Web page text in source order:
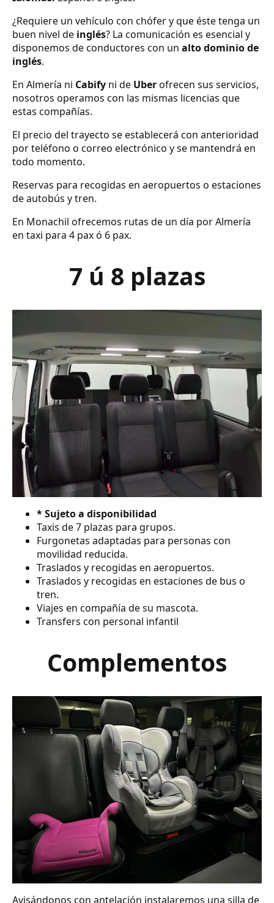
¿Requiere un vehículo con chófer y que éste tenga un
buen nivel de inglés? La comunicación es esencial y
disponemos de conductores con un alto dominio de
inglés.
En Almería ni Cabify ni de Uberofrecen sus servicios,
nosotros operamos con las mismas licencias que
estas compañías.
El precio del trayecto se establecerá con anterioridad
por teléfono o correo electrónico y se mantendrá en
todo momento.
Reservas para recogidas en aeropuertos o estaciones
de autobús y tren.
En Monachil ofrecemos rutas de un día por Almería
en taxi para 4 pax ó 6 pax.
7 ú 8 plazas
* Sujeto a disponibilidad
Taxis de 7 plazas para grupos.
Furgonetas adaptadas para personas con
movilidad reducida.
Traslados y recogidas en aeropuertos.
Traslados y recogidas en estaciones de bus o
tren.
Viajes en compañía de su mascota.
Transfers con personal infantil
Complementos
Avisándonos con antelación instalaremos una silla de